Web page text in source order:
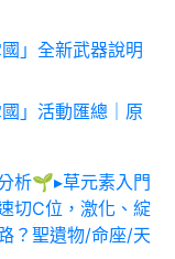
」全新武器說明
」活動匯總｜原
析🌱▸草元素入門
切C位，激化、綻
？聖遺物/命座/天